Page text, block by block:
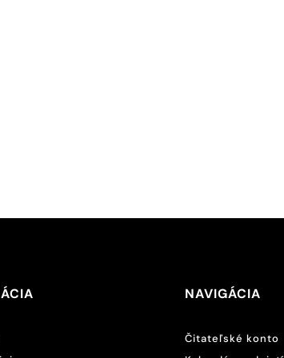
NAVIGÁCIA
Čitateľské konto